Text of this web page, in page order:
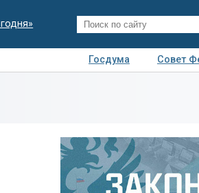
Госдума
Совет